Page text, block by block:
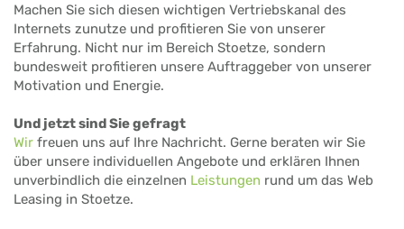
Machen Sie sich diesen wichtigen Vertriebskanal des
Internets zunutze und profitieren Sie von unserer
Erfahrung. Nicht nur im Bereich Stoetze, sondern
bundesweit profitieren unsere Auftraggeber von unserer
Motivation und Energie.
Und jetzt sind Sie gefragt
Wir freuen uns auf Ihre Nachricht. Gerne beraten wir Sie
über unsere individuellen Angebote und erklären Ihnen
unverbindlich die einzelnen Leistungen rund um das Web
Leasing in Stoetze.